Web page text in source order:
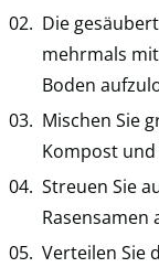
Die
mehrmals
Boden
Mischen Sie
Kompost
Streuen Sie
Rasensamen
Verteilen Sie